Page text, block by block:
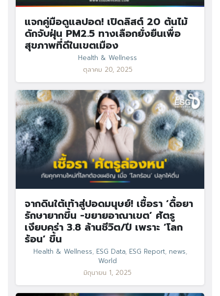
แจกคู่มือดูแลปอด! เปิดลิสต์ 20 ต้นไม้
ดักจับฝุ่น PM2.5 ทางเลือกยั่งยืนเพื่อ
สุขภาพที่ดีในเขตเมือง
Health & Wellness
ตุลาคม 20, 2025
จากดินใต้เท้าสู่ปอดมนุษย์! เชื้อรา ‘ดื้อยา
รักษายากขึ้น -ขยายอาณาเขต’ ศัตรู
เงียบคร่า 3.8 ล้านชีวิต/ปี เพราะ ‘โลก
ร้อน’ ขึ้น
Health & Wellness, ESG Data, ESG Report, news,
World
มิถุนายน 1, 2025